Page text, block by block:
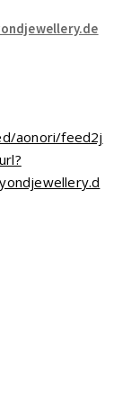
aonori/feed2j